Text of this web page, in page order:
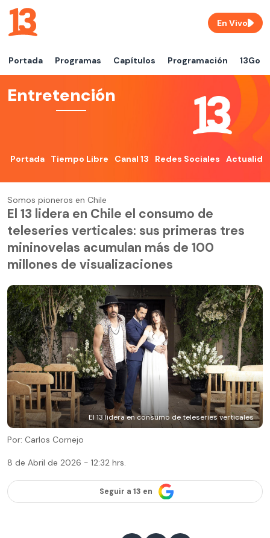
Portada Programas Capítulos Programación 13Go
En Vivo
Entretención
Portada Tiempo Libre Canal 13 Redes Sociales
Somos pioneros en Chile
El 13 lidera en Chile el consumo de
teleseries verticales: sus primeras tres
mininovelas acumulan más de 100
millones de visualizaciones
El 13 lidera en consumo de teleseries verticales
Por: Carlos Cornejo
8 de Abril de 2026 - 12:32 hrs.
Seguir a 13 en